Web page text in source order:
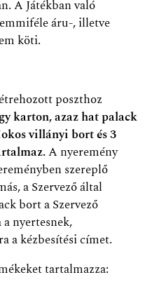
A Játékban való
áru-, illetve
köti.
poszthoz
karton, azaz hat palack
villányi bort és 3
A nyeremény
szereplő
a Szervező által
bort a Szervező
nyertesnek,
a kézbesítési címet.
tartalmazza: